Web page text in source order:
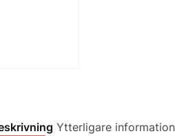
Ytterligare information